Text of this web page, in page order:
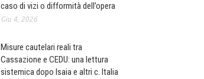
caso di vizi o difformità dell’opera
Giu 4, 2026
Misure cautelari reali tra
Cassazione e CEDU: una lettura
sistemica dopo Isaia e altri c. Italia